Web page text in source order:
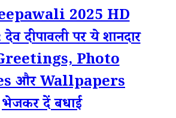
2025 HD
दीपावली पर ये शानदार
Photo
और Wallpapers
भेजकर दें बधाई